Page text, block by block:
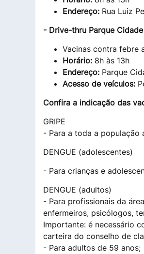
Endereço: Rua Luiz
- Drive-thru Parque Cidade
Vacinas contra febre
Horário: 8h às 13h
Endereço: Parque
Acesso de veículos:
Confira a indicação das
GRIPE
- Para a toda a população
DENGUE (adolescentes)
- Para crianças e
DENGUE (adultos)
- Para profissionais da
enfermeiros, psicólogos,
Importante: é necessário
carteira do conselho de
- Para adultos de 59 anos;